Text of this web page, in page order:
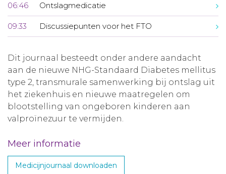
06:46 Ontslagmedicatie
09:33 Discussiepunten voor het FTO
Dit journaal besteedt onder andere aandacht
aan de nieuwe NHG-Standaard Diabetes mellitus
type 2, transmurale samenwerking bij ontslag uit
het ziekenhuis en nieuwe maatregelen om
blootstelling van ongeboren kinderen aan
valproïnezuur te vermijden.
Meer informatie
Medicijnjournaal downloaden